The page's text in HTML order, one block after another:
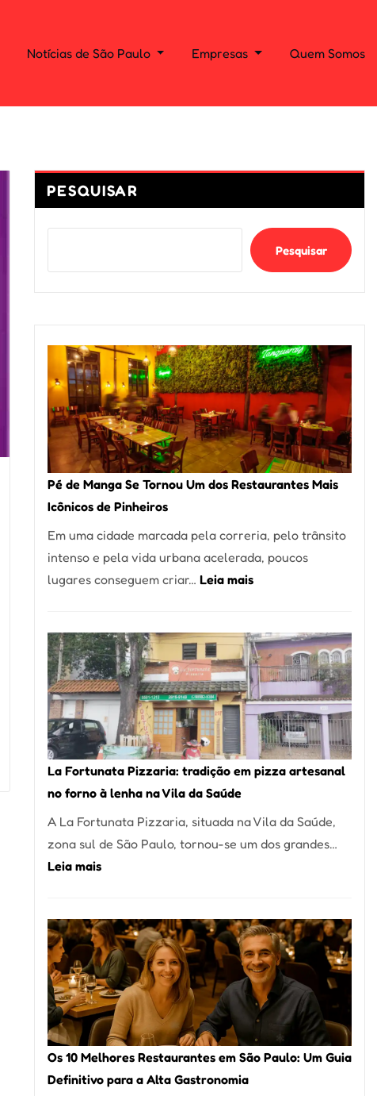
Notícias de São Paulo Empresas Quem Somos
PESQUISAR
Pesquisar
Pé de Manga Se Tornou Um dos Restaurantes Mais
Icônicos de Pinheiros
Em uma cidade marcada pela correria, pelo trânsito
intenso e pela vida urbana acelerada, poucos
lugares conseguem criar… Leia mais:
Manga
Se
Tornou
Um
dos
Restaurantes
Mais
de
Pinheiros
La Fortunata Pizzaria: tradição em pizza artesanal
no forno à lenha na Vila da Saúde
A La Fortunata Pizzaria, situada na Vila da Saúde,
zona sul de São Paulo, tornou-se um dos grandes…
Leia mais:
Pizzaria:
tradição
em
pizza
artesanal
no
forno
à
Os 10 Melhores Restaurantes em São Paulo: Um Guia
Definitivo para a Alta Gastronomia